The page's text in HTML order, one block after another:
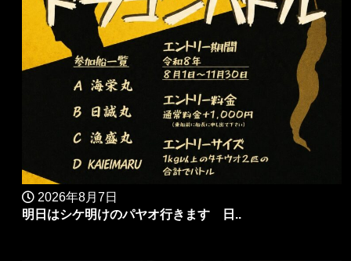
2026年8月7日
明日はシケ明けのパヤオ行きます 日..